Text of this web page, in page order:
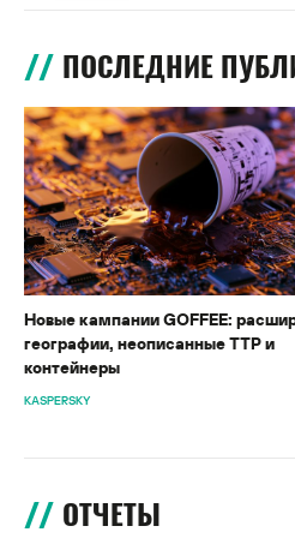
ПОСЛЕДНИЕ
Новые кампании GOFFEE:
географии, неописанные TTP и
контейнеры
KASPERSKY
ОТЧЕТЫ